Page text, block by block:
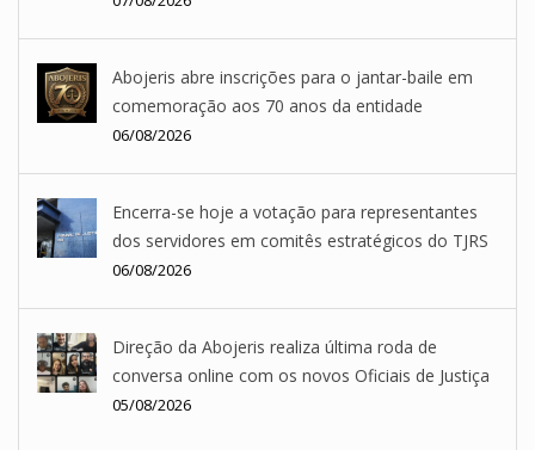
Abojeris abre inscrições para o jantar-baile em
comemoração aos 70 anos da entidade
06/08/2026
Encerra-se hoje a votação para representantes
dos servidores em comitês estratégicos do TJRS
06/08/2026
Direção da Abojeris realiza última roda de
conversa online com os novos Oficiais de Justiça
05/08/2026